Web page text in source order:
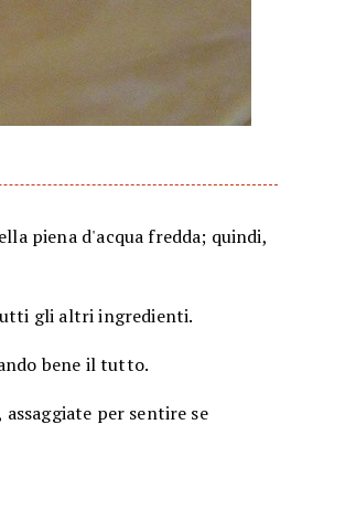
piena d'acqua fredda; quindi,
gli altri ingredienti.
bene il tutto.
per sentire se